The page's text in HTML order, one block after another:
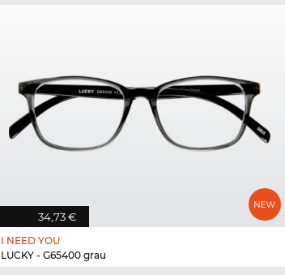
34,73 €
I NEED YOU
LUCKY - G65400 grau